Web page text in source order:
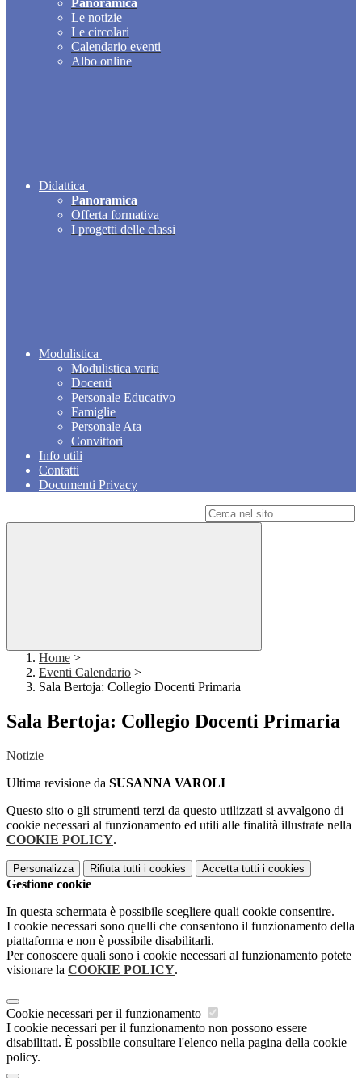
Panoramica
Le notizie
Le circolari
Calendario eventi
Albo online
Didattica
Panoramica
Offerta formativa
I progetti delle classi
Modulistica
Modulistica varia
Docenti
Personale Educativo
Famiglie
Personale Ata
Convittori
Info utili
Contatti
Documenti Privacy
Home >
Eventi Calendario >
Sala Bertoja: Collegio Docenti Primaria
Sala Bertoja: Collegio Docenti Primaria
Notizie
Ultima revisione da SUSANNA VAROLI
Questo sito o gli strumenti terzi da questo utilizzati si avvalgono di
cookie necessari al funzionamento ed utili alle finalità illustrate nella
COOKIE POLICY.
Personalizza Rifiuta tutti i cookies Accetta tutti i cookies
Gestione cookie
In questa schermata è possibile scegliere quali cookie consentire.
I cookie necessari sono quelli che consentono il funzionamento della
piattaforma e non è possibile disabilitarli.
Per conoscere quali sono i cookie necessari al funzionamento potete
visionare la COOKIE POLICY.
Cookie necessari per il funzionamento
I cookie necessari per il funzionamento non possono essere
disabilitati. È possibile consultare l'elenco nella pagina della cookie
policy.